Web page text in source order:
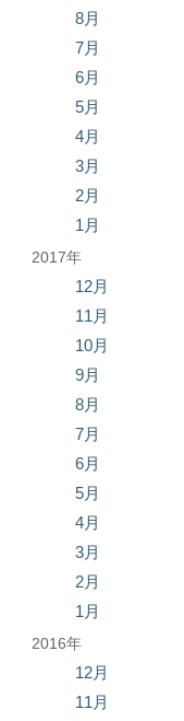
8月
7月
6月
5月
4月
3月
2月
1月
2017年
12月
11月
10月
9月
8月
7月
6月
5月
4月
3月
2月
1月
2016年
12月
11月